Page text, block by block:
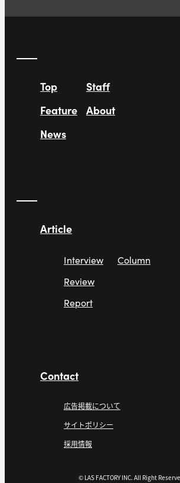
Top
Feature
News
Staff
About
Article
Interview
Review
Report
Column
Contact
広告掲載について
サイトポリシー
採用情報
© LAS FACTORY INC. All Right